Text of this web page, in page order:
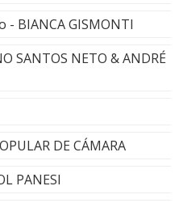
- BIANCA GISMONTI
SANTOS NETO & ANDRÉ
DE CÁMARA
PANESI